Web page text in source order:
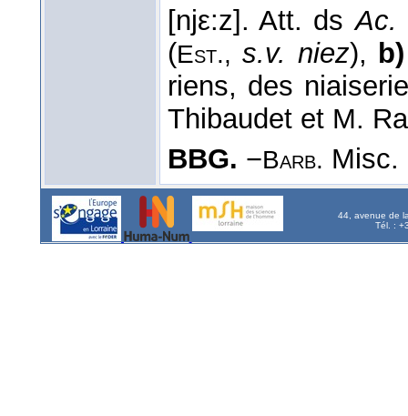
[njε:z]. Att. dsAc.
(Est., s.v. niez), b)
riens, des
Thibaudet et M.
BBG. −Barb. Misc.
44, avenue de
Tél. :